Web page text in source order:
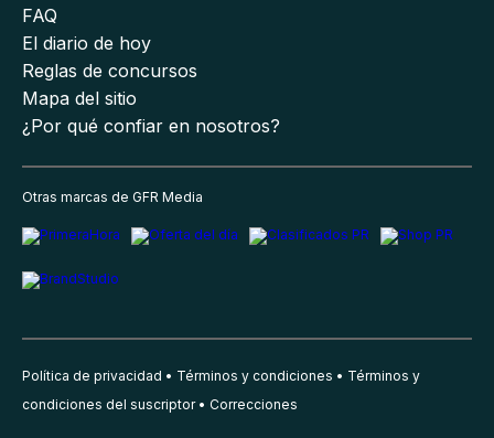
FAQ
El diario de hoy
Reglas de concursos
Mapa del sitio
¿Por qué confiar en nosotros?
Otras marcas de GFR Media
Política de privacidad Términos y condiciones
Términos y
condiciones del suscriptor
Correcciones